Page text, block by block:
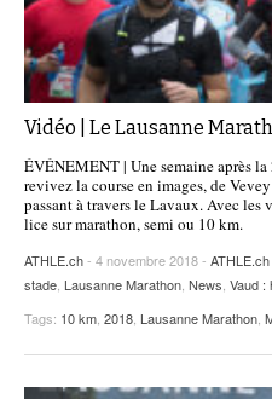
Vidéo | Le Lausanne
ÉVÉNEMENT | Une semaine après
revivez la course en images, de
passant à travers le Lavaux. Avec les
lice sur marathon, semi ou 10 km.
ATHLE.ch- 4 novembre 2018 -
stade, Lausanne Marathon, News, Vaud :
Tags: 10 km, 2018, Lausanne Marathon,